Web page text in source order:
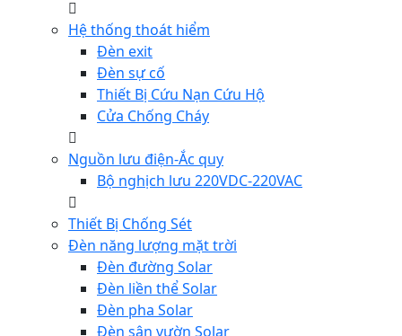
Hệ thống thoát hiểm
Đèn exit
Đèn sự cố
Thiết Bị Cứu Nạn Cứu Hộ
Cửa Chống Cháy
Nguồn lưu điện-Ắc quy
Bộ nghịch lưu 220VDC-220VAC
Thiết Bị Chống Sét
Đèn năng lượng mặt trời
Đèn đường Solar
Đèn liền thể Solar
Đèn pha Solar
Đèn sân vườn Solar